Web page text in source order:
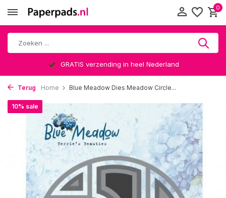
0
GRATIS verzending in heel Nederland
Terug Home Blue Meadow Dies Meadow Circle...
10% sale